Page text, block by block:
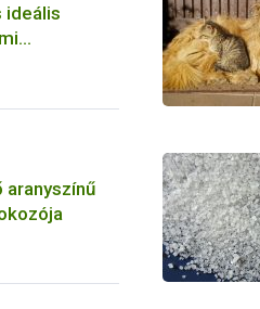
ideális